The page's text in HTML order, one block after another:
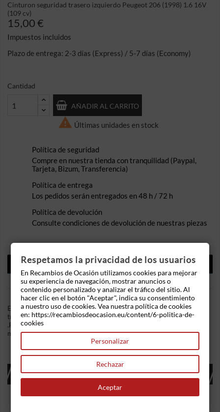
Cinturon seguridad trasero izquierdo Peugeot 206 (1998) 1.6 16V
(109 cv)
15,00 €
Impuestos incluidos
Plazo de entrega: 2-3 días (Express) / 5-7 días (Economy)
Cantidad
AÑADIR AL CARRITO
 Últimas unidades en stock
Política de seguridad
Compre en nuestra tienda con tranquilidad (Paypal,
Tarjeta, Bizum, Transferencia)
Política de entrega
Los pedidos serán entregados en 48 h / 72 h
Política de devolución
Consulte condiciones de devolución de nuestras piezas
DESCRIPCIÓN
DETALLES DEL PRODUCTO
En Recambios de Ocasion disponemos de Cinturon seguridad
trasero izquierdo Peugeot 206 (1998) 1.6 16V (109 cv)
.Referencia Interna: 05111541443151. Ademas, disponemos de
mas recambios, si tiene cualquier duda consultenos.
16 OTROS PRODUCTOS EN LA MISMA
CATEGORÍA:
Respetamos la privacidad de los usuarios
En Recambios de Ocasión utilizamos cookies para mejorar
su experiencia de navegación, mostrar anuncios o
contenido personalizado y analizar el tráfico del sitio. Al
hacer clic en el botón "Aceptar", indica su consentimiento
a nuestro uso de cookies. Vea nuestra política de cookies
en: https://recambiosdeocasion.eu/content/6-politica-de-
cookies
Personalizar
Rechazar
Aceptar